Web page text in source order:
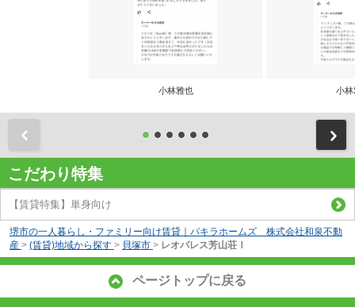
小林雅也 小林
こだわり特集
【賃貸特集】単身向け
堺市の一人暮らし・ファミリー向け賃貸｜パキラホームズ 株式会社和泉不動
産 > (賃貸)地域から探す > 貝塚市 > レオパレス芳山荘Ⅰ
ページトップに戻る